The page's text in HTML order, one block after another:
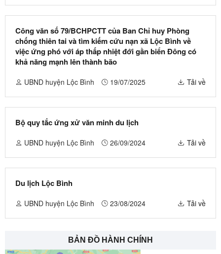
Công văn số 79/BCHPCTT của Ban Chỉ huy Phòng
chống thiên tai và tìm kiếm cứu nạn xã Lộc Bình về
việc ứng phó với áp thấp nhiệt đới gần biển Đông có
khả năng mạnh lên thành bão
UBND huyện Lộc Bình 19/07/2025 Tải về
Bộ quy tắc ứng xử văn minh du lịch
UBND huyện Lộc Bình 26/09/2024 Tải về
Du lịch Lộc Bình
UBND huyện Lộc Bình 23/08/2024 Tải về
BẢN ĐỒ HÀNH CHÍNH